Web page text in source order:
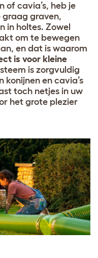
of cavia’s, heb je
graven,
in holtes. Zowel
om te bewegen
en dat is waarom
is voor kleine
is zorgvuldig
en cavia’s
toch netjes in uw
het grote plezier